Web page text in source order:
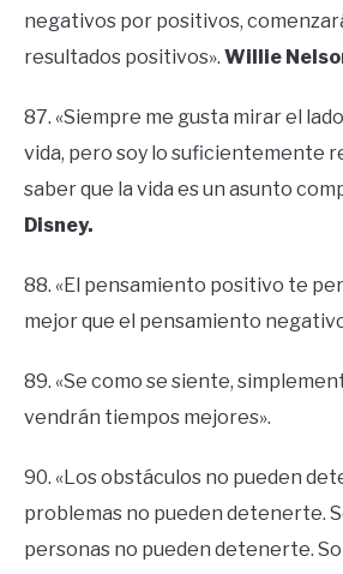
negativos por positivos,
resultados positivos». Willie
87. «Siempre me gusta mirar el
vida, pero soy lo suficientemente
saber que la vida es un asunto
Disney.
88. «El pensamiento positivo te
mejor que el pensamiento
89. «Se como se siente,
vendrán tiempos mejores».
90. «Los obstáculos no pueden
problemas no pueden detenerte.
personas no pueden detenerte.